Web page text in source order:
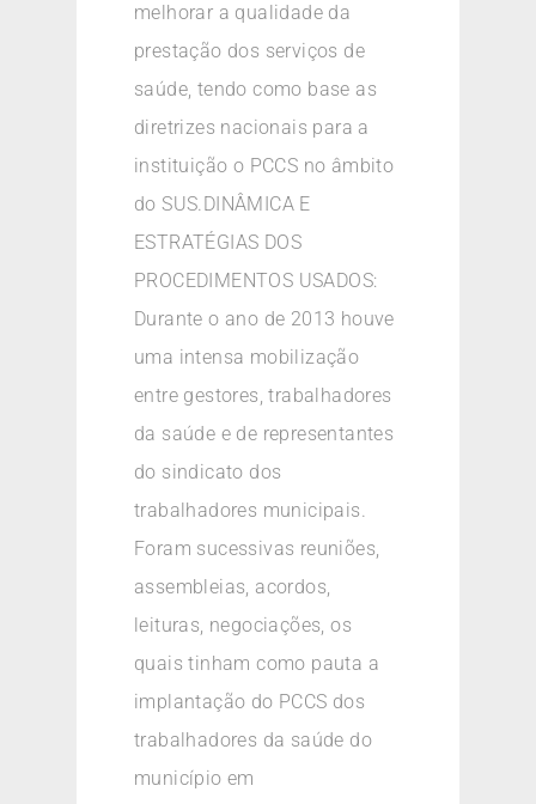
melhorar a qualidade da
prestação dos serviços de
saúde, tendo como base as
diretrizes nacionais para a
instituição o PCCS no âmbito
do SUS.DINÂMICA E
ESTRATÉGIAS DOS
PROCEDIMENTOS USADOS:
Durante o ano de 2013 houve
uma intensa mobilização
entre gestores, trabalhadores
da saúde e de representantes
do sindicato dos
trabalhadores municipais.
Foram sucessivas reuniões,
assembleias, acordos,
leituras, negociações, os
quais tinham como pauta a
implantação do PCCS dos
trabalhadores da saúde do
município em